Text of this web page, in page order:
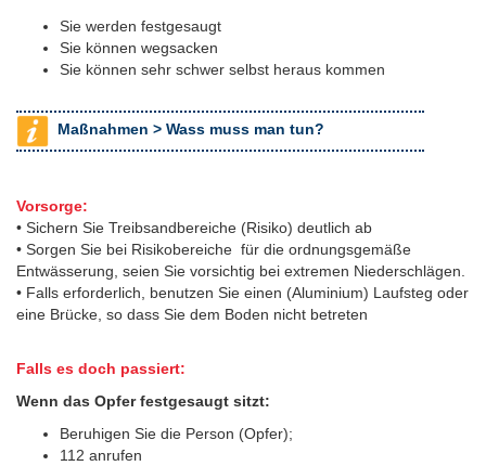
Sie werden festgesaugt
Sie können wegsacken
Sie können sehr schwer selbst heraus kommen
Maßnahmen > Wass muss man tun?
Vorsorge:
• Sichern Sie Treibsandbereiche (Risiko) deutlich ab
• Sorgen Sie bei Risikobereiche für die ordnungsgemäße
Entwässerung, seien Sie vorsichtig bei extremen Niederschlägen.
• Falls erforderlich, benutzen Sie einen (Aluminium) Laufsteg oder
eine Brücke, so dass Sie dem Boden nicht betreten
Falls es doch passiert:
Wenn das Opfer festgesaugt sitzt:
Beruhigen Sie die Person (Opfer);
112 anrufen